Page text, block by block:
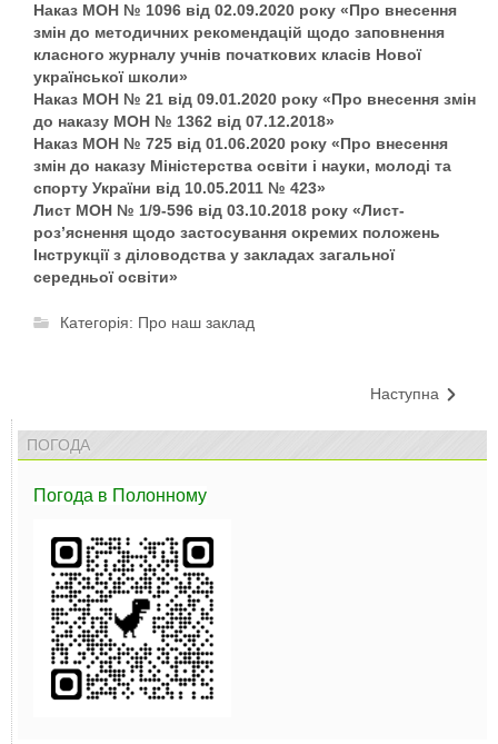
Наказ МОН № 1096 від 02.09.2020 року «Про внесення
змін до методичних рекомендацій щодо заповнення
класного журналу учнів початкових класів Нової
української школи»
Наказ МОН № 21 від 09.01.2020 року «Про внесення змін
до наказу МОН № 1362 від 07.12.2018»
Наказ МОН № 725 від 01.06.2020 року «Про внесення
змін до наказу Міністерства освіти і науки, молоді та
спорту України від 10.05.2011 № 423»
Лист МОН № 1/9-596 від 03.10.2018 року «Лист-
роз’яснення щодо застосування окремих положень
Інструкції з діловодства у закладах загальної
середньої освіти»
Категорія: Про наш заклад
Наступна
ПОГОДА
Погода в Полонному